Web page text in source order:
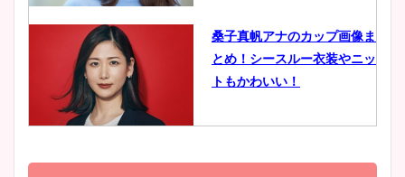
豊島実季アナのカップ画像ま
とめ！美脚や水着姿に年齢も
桑子真帆アナのカップ画像ま
とめ！シースルー衣装やニッ
トもかわいい！
小室瑛莉子のカップ画像まと